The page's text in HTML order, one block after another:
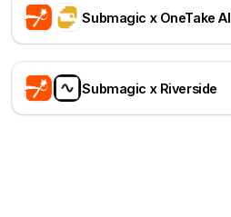
Submagic x OneTake AI
Submagic x Riverside